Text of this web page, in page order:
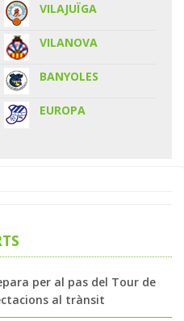
VILAJUÏGA
VILANOVA
BANYOLES
EUROPA
per al pas del Tour de
al trànsit